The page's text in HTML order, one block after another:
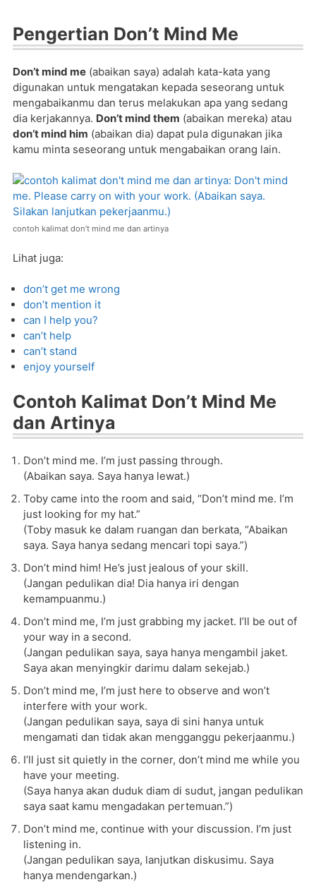
Pengertian Don’t Mind Me
Don’t mind me (abaikan saya) adalah kata-kata yang
digunakan untuk mengatakan kepada seseorang untuk
mengabaikanmu dan terus melakukan apa yang sedang
dia kerjakannya. Don’t mind them (abaikan mereka) atau
don’t mind him (abaikan dia) dapat pula digunakan jika
kamu minta seseorang untuk mengabaikan orang lain.
contoh kalimat don’t mind me dan artinya
Lihat juga:
don’t get me wrong
don’t mention it
can I help you?
can’t help
can’t stand
enjoy yourself
Contoh Kalimat Don’t Mind Me
dan Artinya
Don’t mind me. I’m just passing through.
(Abaikan saya. Saya hanya lewat.)
Toby came into the room and said, “Don’t mind me. I’m
just looking for my hat.”
(Toby masuk ke dalam ruangan dan berkata, “Abaikan
saya. Saya hanya sedang mencari topi saya.”)
Don’t mind him! He’s just jealous of your skill.
(Jangan pedulikan dia! Dia hanya iri dengan
kemampuanmu.)
Don’t mind me, I’m just grabbing my jacket. I’ll be out of
your way in a second.
(Jangan pedulikan saya, saya hanya mengambil jaket.
Saya akan menyingkir darimu dalam sekejab.)
Don’t mind me, I’m just here to observe and won’t
interfere with your work.
(Jangan pedulikan saya, saya di sini hanya untuk
mengamati dan tidak akan mengganggu pekerjaanmu.)
I’ll just sit quietly in the corner, don’t mind me while you
have your meeting.
(Saya hanya akan duduk diam di sudut, jangan pedulikan
saya saat kamu mengadakan pertemuan.”)
Don’t mind me, continue with your discussion. I’m just
listening in.
(Jangan pedulikan saya, lanjutkan diskusimu. Saya
hanya mendengarkan.)